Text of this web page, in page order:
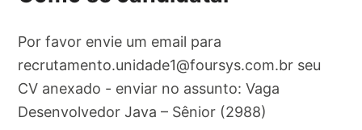
Por favor envie um email para
recrutamento.unidade1@foursys.com.br seu
CV anexado - enviar no assunto: Vaga
Desenvolvedor Java – Sênior (2988)